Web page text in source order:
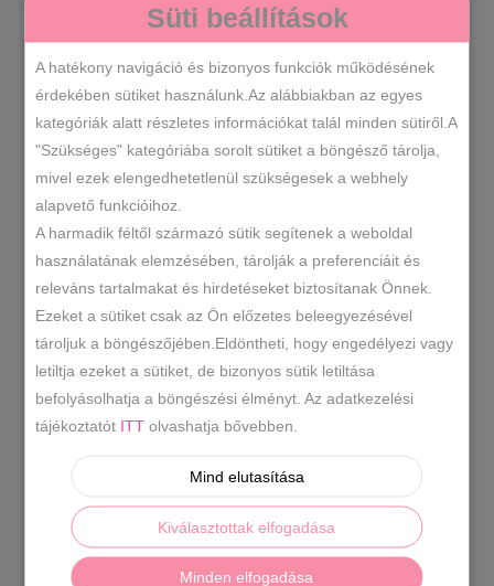
ÖSSZESEN 1 TALÁLAT
-10%
Szájmaszk gyerek kétrétegű cicás
990 Ft Original
price
was:
890
Current
price
is:
Süti beállítások
A hatékony navigáció és bizonyos funkciók működésének
érdekében sütiket használunk.Az alábbiakban az egyes
kategóriák alatt részletes információkat talál minden sütiről.A
"Szükséges" kategóriába sorolt sütiket a böngésző tárolja,
mivel ezek elengedhetetlenül szükségesek a webhely
alapvető funkcióihoz.
A harmadik féltől származó sütik segítenek a weboldal
használatának elemzésében, tárolják a preferenciáit és
releváns tartalmakat és hirdetéseket biztosítanak Önnek.
Ezeket a sütiket csak az Ön előzetes beleegyezésével
tároljuk a böngészőjében.Eldöntheti, hogy engedélyezi vagy
letiltja ezeket a sütiket, de bizonyos sütik letiltása
befolyásolhatja a böngészési élményt. Az adatkezelési
tájékoztatót ITT olvashatja bővebben.
Mind elutasítása
Kiválasztottak elfogadása
Minden elfogadása